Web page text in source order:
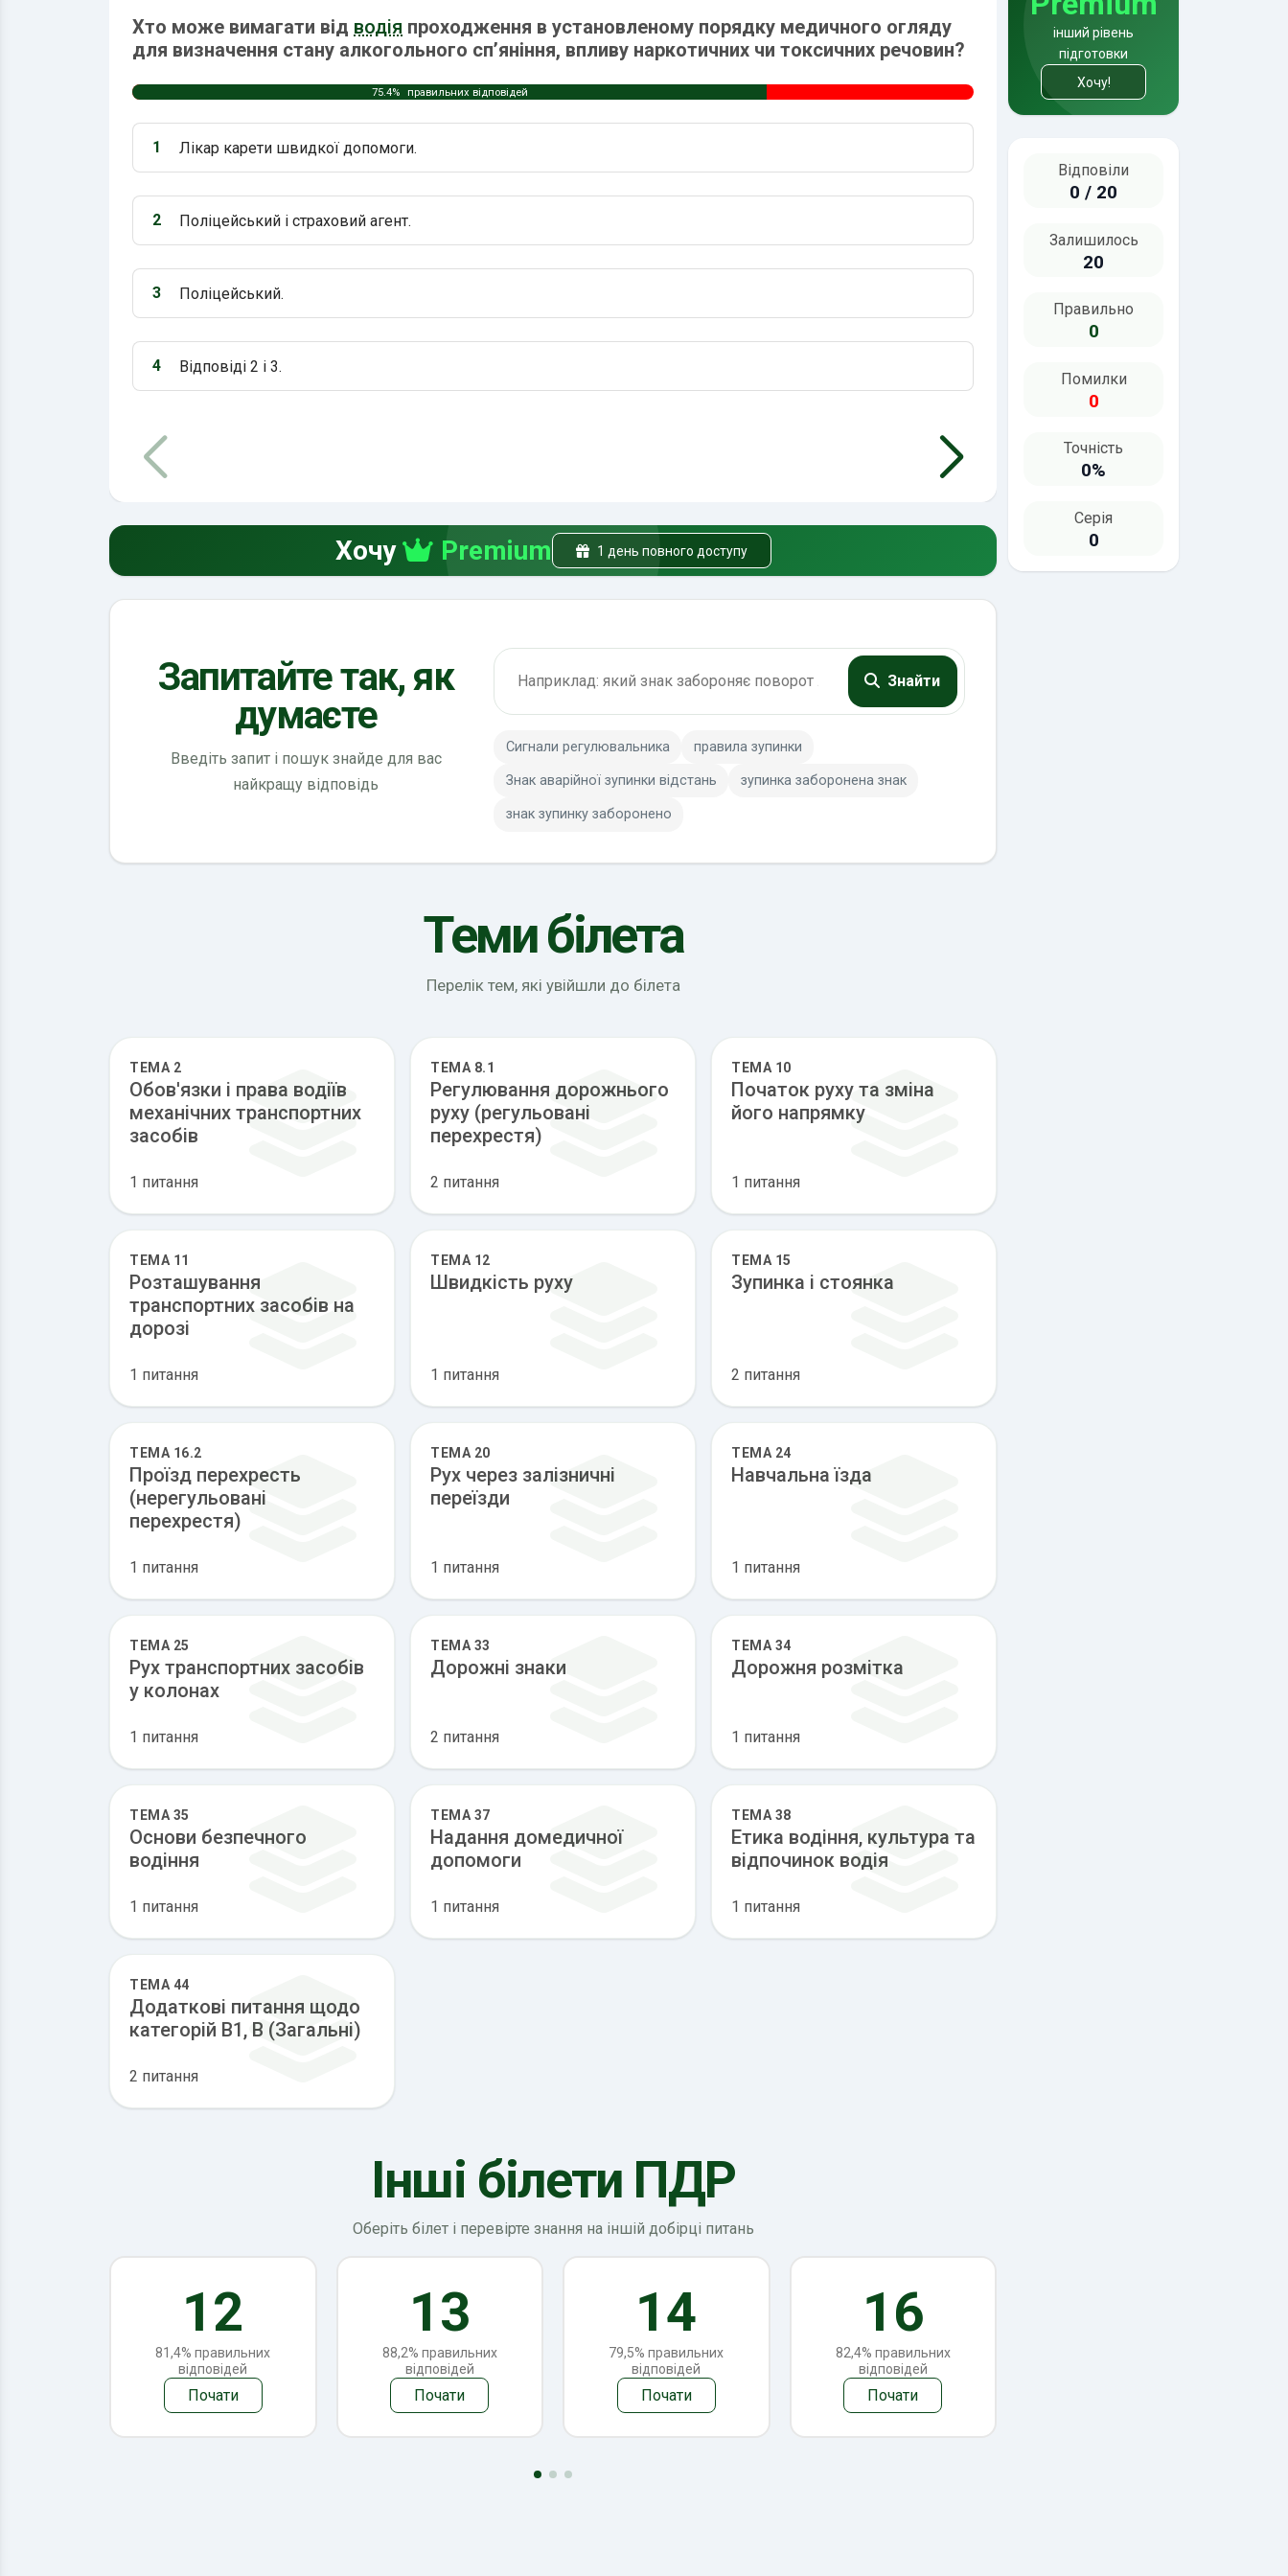
Хто може вимагати від водія проходження в установленому порядку медичного огляду
для визначення стану алкогольного сп’яніння, впливу наркотичних чи токсичних речовин?
75.4% правильних відповідей
Варіант 1:
1 Лікар карети швидкої допомоги.
Варіант 2:
2 Поліцейський і страховий агент.
Варіант 3:
3 Поліцейський.
Варіант 4:
4 Відповіді 2 і 3.
У якому з місць
Хочу Premium 1 день повного доступу
Запитайте так, як
думаєте
Введіть запит і пошук знайде для вас
найкращу відповідь
Знайти
Сигнали регулювальника правила зупинки
Знак аварійної зупинки відстань зупинка заборонена знак
знак зупинку заборонено
Теми білета
Перелік тем, які увійшли до білета
ТЕМА 2
Обов'язки і права водіїв
механічних транспортних
засобів
1 питання
ТЕМА 8.1
Регулювання дорожнього
руху (регульовані
перехрестя)
2 питання
ТЕМА 10
Початок руху та зміна
його напрямку
1 питання
ТЕМА 11
Розташування
транспортних засобів на
дорозі
1 питання
ТЕМА 12
Швидкість руху
1 питання
ТЕМА 15
Зупинка і стоянка
2 питання
ТЕМА 16.2
Проїзд перехресть
(нерегульовані
перехрестя)
1 питання
ТЕМА 20
Рух через залізничні
переїзди
1 питання
ТЕМА 24
Навчальна їзда
1 питання
ТЕМА 25
Рух транспортних засобів
у колонах
1 питання
ТЕМА 33
Дорожні знаки
2 питання
ТЕМА 34
Дорожня розмітка
1 питання
ТЕМА 35
Основи безпечного
водіння
1 питання
ТЕМА 37
Надання домедичної
допомоги
1 питання
ТЕМА 38
Етика водіння, культура та
відпочинок водія
1 питання
ТЕМА 44
Додаткові питання щодо
категорій В1, В (Загальні)
2 питання
Інші білети ПДР
Оберіть білет і перевірте знання на іншій добірці питань
12
81,4% правильних
відповідей
Почати
13
88,2% правильних
відповідей
Почати
14
79,5% правильних
відповідей
Почати
16
82,4% правильних
відповідей
Почати
інший рівень
підготовки
Хочу!
Відповіли
0 / 20
Залишилось
20
Правильно
0
Помилки
0
Точність
0%
Серія
0